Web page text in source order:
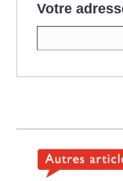
Votre